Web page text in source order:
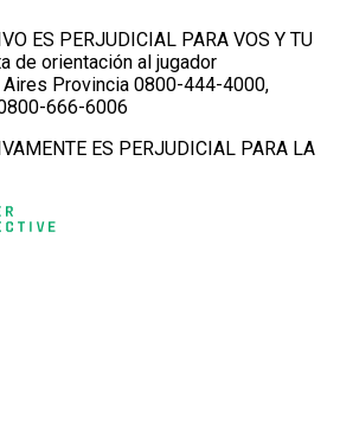
ES PERJUDICIAL PARA VOS Y TU
de orientación al jugador
Provincia 0800-444-4000,
666-6006
ES PERJUDICIAL PARA LA